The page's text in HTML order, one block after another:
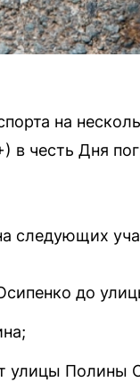
на
честь Дня
следующих
до
улицы Полины